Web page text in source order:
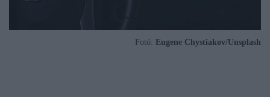
Fotó: Eugene Chystiakov/Unsplash